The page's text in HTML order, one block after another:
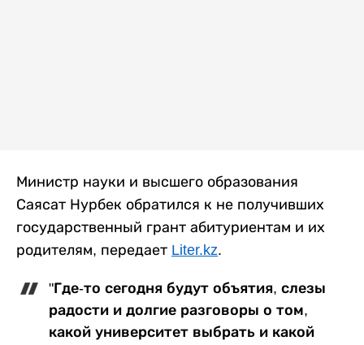
Министр науки и высшего образования
Саясат Нурбек обратился к не получивших
государственный грант абитуриентам и их
родителям, передает Liter.kz.
"Где-то сегодня будут объятия, слезы
радости и долгие разговоры о том,
какой университет выбрать и какой